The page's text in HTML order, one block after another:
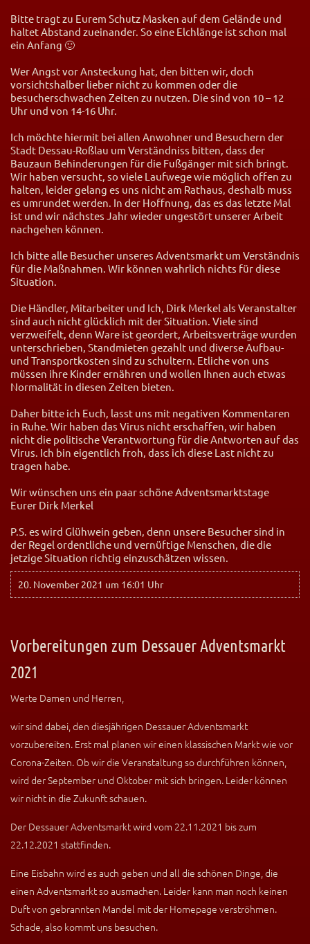
Bitte tragt zu Eurem Schutz Masken auf dem Gelände und
haltet Abstand zueinander. So eine Elchlänge ist schon mal
ein Anfang 🙂
Wer Angst vor Ansteckung hat, den bitten wir, doch
vorsichtshalber lieber nicht zu kommen oder die
besucherschwachen Zeiten zu nutzen. Die sind von 10 – 12
Uhr und von 14-16 Uhr.
Ich möchte hiermit bei allen Anwohner und Besuchern der
Stadt Dessau-Roßlau um Verständniss bitten, dass der
Bauzaun Behinderungen für die Fußgänger mit sich bringt.
Wir haben versucht, so viele Laufwege wie möglich offen zu
halten, leider gelang es uns nicht am Rathaus, deshalb muss
es umrundet werden. In der Hoffnung, das es das letzte Mal
ist und wir nächstes Jahr wieder ungestört unserer Arbeit
nachgehen können.
Ich bitte alle Besucher unseres Adventsmarkt um Verständnis
für die Maßnahmen. Wir können wahrlich nichts für diese
Situation.
Die Händler, Mitarbeiter und Ich, Dirk Merkel als Veranstalter
sind auch nicht glücklich mit der Situation. Viele sind
verzweifelt, denn Ware ist geordert, Arbeitsverträge wurden
unterschrieben, Standmieten gezahlt und diverse Aufbau-
und Transportkosten sind zu schultern. Etliche von uns
müssen ihre Kinder ernähren und wollen Ihnen auch etwas
Normalität in diesen Zeiten bieten.
Daher bitte ich Euch, lasst uns mit negativen Kommentaren
in Ruhe. Wir haben das Virus nicht erschaffen, wir haben
nicht die politische Verantwortung für die Antworten auf das
Virus. Ich bin eigentlich froh, dass ich diese Last nicht zu
tragen habe.
Wir wünschen uns ein paar schöne Adventsmarktstage
Eurer Dirk Merkel
P.S. es wird Glühwein geben, denn unsere Besucher sind in
der Regel ordentliche und vernüftige Menschen, die die
jetzige Situation richtig einzuschätzen wissen.
20. November 2021 um 16:01 Uhr
Vorbereitungen zum Dessauer Adventsmarkt
2021
Werte Damen und Herren,
wir sind dabei, den diesjährigen Dessauer Adventsmarkt
vorzubereiten. Erst mal planen wir einen klassischen Markt wie vor
Corona-Zeiten. Ob wir die Veranstaltung so durchführen können,
wird der September und Oktober mit sich bringen. Leider können
wir nicht in die Zukunft schauen.
Der Dessauer Adventsmarkt wird vom 22.11.2021 bis zum
22.12.2021 stattfinden.
Eine Eisbahn wird es auch geben und all die schönen Dinge, die
einen Adventsmarkt so ausmachen. Leider kann man noch keinen
Duft von gebrannten Mandel mit der Homepage verströhmen.
Schade, also kommt uns besuchen.